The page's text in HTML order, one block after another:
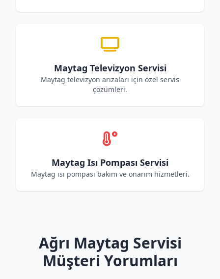
Maytag Televizyon Servisi
Maytag televizyon arızaları için özel servis
çözümleri.
Maytag Isı Pompası Servisi
Maytag ısı pompası bakım ve onarım hizmetleri.
Ağrı Maytag Servisi
Müşteri Yorumları